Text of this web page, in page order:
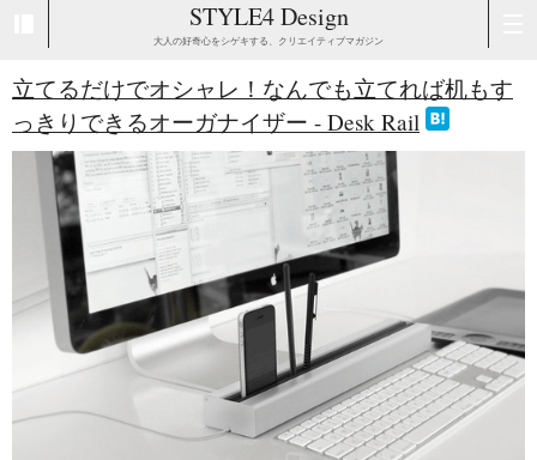
STYLE4 Design
大人の好奇心をシゲキする、クリエイティブマガジン
立てるだけでオシャレ！なんでも立てれば机もす
っきりできるオーガナイザー - Desk Rail